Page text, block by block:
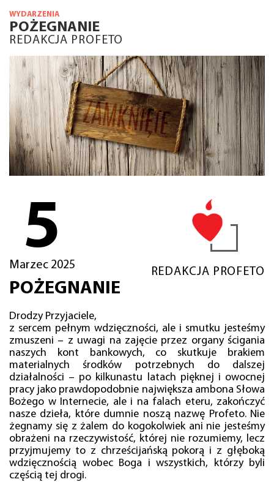
WYDARZENIA
POŻEGNANIE
REDAKCJA PROFETO
5
Marzec 2025
REDAKCJA PROFETO
POŻEGNANIE
Drodzy Przyjaciele,
z sercem pełnym wdzięczności, ale i smutku jesteśmy
zmuszeni – z uwagi na zajęcie przez organy ścigania
naszych kont bankowych, co skutkuje brakiem
materialnych środków potrzebnych do dalszej
działalności – po kilkunastu latach pięknej i owocnej
pracy jako prawdopodobnie największa ambona Słowa
Bożego w Internecie, ale i na falach eteru, zakończyć
nasze dzieła, które dumnie noszą nazwę Profeto. Nie
żegnamy się z żalem do kogokolwiek ani nie jesteśmy
obrażeni na rzeczywistość, której nie rozumiemy, lecz
przyjmujemy to z chrześcijańską pokorą i z głęboką
wdzięcznością wobec Boga i wszystkich, którzy byli
częścią tej drogi.